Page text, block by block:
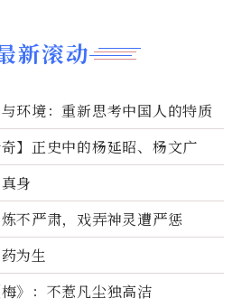
新滚动
环境：重新思考中国人的特质
奇】正史中的杨延昭、杨文广
身
不严肃，戏弄神灵遭严惩
为生
》：不惹凡尘独高洁